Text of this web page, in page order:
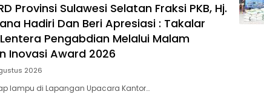
Provinsi Sulawesi Selatan Fraksi PKB, Hj.
Hadiri Dan Beri Apresiasi : Takalar
Pengabdian Melalui Malam
Inovasi Award 2026
2026
lampu di Lapangan Upacara Kantor…